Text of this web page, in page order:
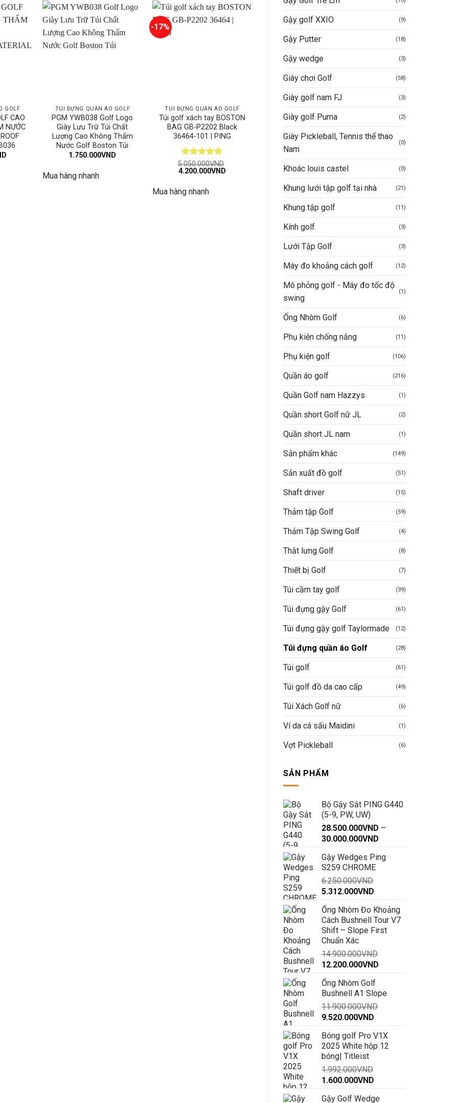
Gậy golf XXIO (9)
Gậy Putter (18)
Gậy wedge (3)
Giày chơi Golf (58)
Giày golf nam FJ (3)
Giày golf Puma (2)
Giày Pickleball, Tennis thể thao
Nam
(0)
Khoác louis castel (0)
Khung lưới tập golf tại nhà (21)
Khung tập golf (11)
Kính golf (3)
Lưới Tập Golf (3)
Máy đo khoảng cách golf (12)
Mô phỏng golf - Máy đo tốc độ
swing
(1)
Ống Nhòm Golf (6)
Phụ kiện chống nắng (11)
Phụ kiện golf (106)
Quần áo golf (216)
Quần Golf nam Hazzys (1)
Quần short Golf nữ JL (2)
Quần short JL nam (1)
Sản phẩm khác (149)
Sản xuất đồ golf (51)
Shaft driver (15)
Thảm tập Golf (59)
Thảm Tập Swing Golf (4)
Thắt lưng Golf (8)
Thiết bị Golf (7)
Túi cầm tay golf (39)
Túi đựng gậy Golf (61)
Túi đựng gậy golf Taylormade (12)
Túi đựng quần áo Golf (28)
Túi golf (61)
Túi golf đồ da cao cấp (49)
Túi Xách Golf nữ (6)
Ví da cá sấu Maidini (1)
Vợt Pickleball (6)
SẢN PHẨM
Bộ Gậy Sắt PING G440
(5-9, PW, UW)
28.500.000VND –
30.000.000VND
từ
Gậy Wedges Ping
S259 CHROME
6.250.000VND
Giá
là:
6.250.000VND.
5.312.000VND
tại
là:
5.312.000VND.
Ống Nhòm Đo Khoảng
Cách Bushnell Tour V7
Shift – Slope First
Chuẩn Xác
14.900.000VND
Giá
là:
14.900.000VND.
12.200.000VND
là:
Ống Nhòm Golf
Bushnell A1 Slope
11.900.000VND
Giá
là:
11.900.000VND.
9.520.000VND
tại
là:
Bóng golf Pro V1X
2025 White hộp 12
bóng| Titleist
1.992.000VND
Giá
1.600.000VND
Gậy Golf Wedge
GOLF
CAO
NƯỚC
TÚI ĐỰNG QUẦN ÁO GOLF
PGM YWB038 Golf Logo
Giày Lưu Trữ Túi Chất
Lượng Cao Không Thấm
Nước Golf Boston Túi
1.750.000VND
Mua hàng nhanh
-17%
TÚI ĐỰNG QUẦN ÁO GOLF
Túi golf xách tay BOSTON
BAG GB-P2202 Black
36464-101 | PING
Được xếp
hạng55
5.050.000VND
Giá
5.050.000VND.
4.200.000VND
Mua hàng nhanh
Túi Boston Pickleball DK –
3.600.000VND
Túi golf đồ da đựng
sao
gốc
Mua hàng nhanh